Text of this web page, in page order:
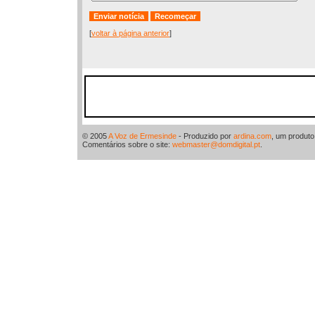
[voltar à página anterior]
© 2005A Voz de Ermesinde - Produzido por ardina.com , um
Comentários sobre o site: webmaster@domdigital.pt